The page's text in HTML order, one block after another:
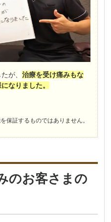
たが、治療を受け痛みもな
なりました。
保証するものではありません。
のお客さまの